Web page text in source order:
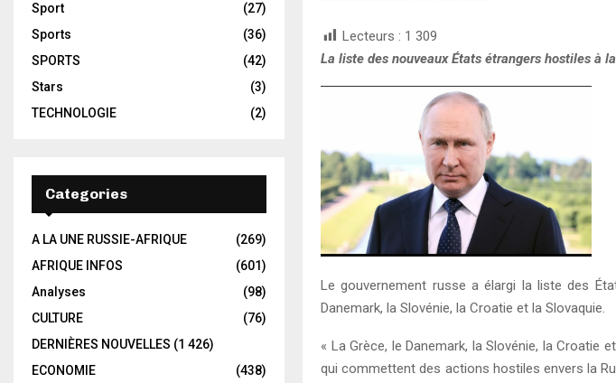
Lecteurs : 1 309
La liste des nouveaux États étrangers hostiles à
Le gouvernement russe a élargi la liste des
Danemark, la Slovénie, la Croatie et la Slovaquie.
« La Grèce, le Danemark, la Slovénie, la Croatie
qui commettent des actions hostiles envers la
Sport
(27)
Sports
(36)
SPORTS
(42)
Stars
(3)
TECHNOLOGIE
(2)
Categories
A LA UNE RUSSIE-AFRIQUE
(269)
AFRIQUE INFOS
(601)
Analyses
(98)
CULTURE
(76)
DERNIÈRES NOUVELLES (1 426)
ECONOMIE
(438)